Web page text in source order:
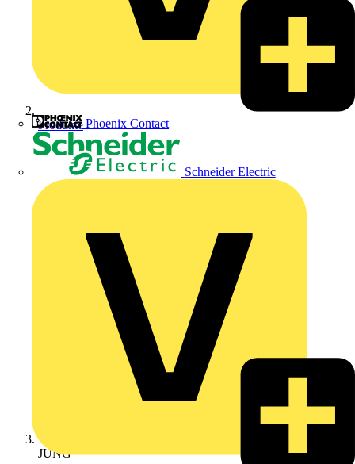
Phoenix Contact
Schneider Electric
Produkte
JUNG